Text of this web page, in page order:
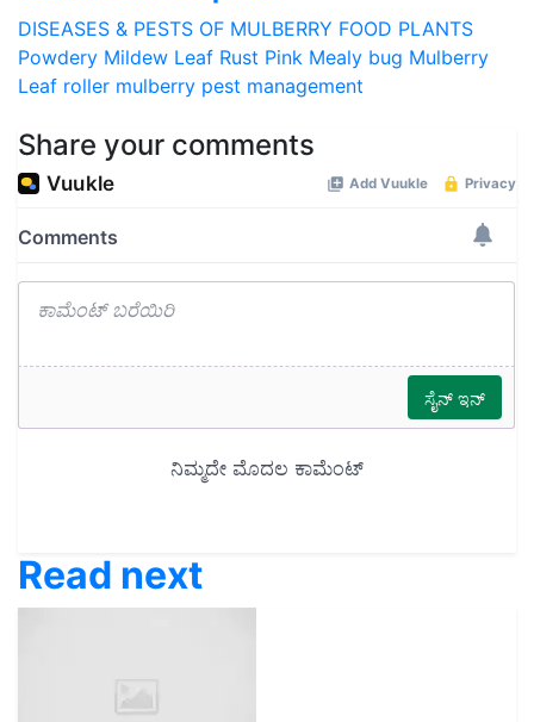
DISEASES & PESTS OF MULBERRY FOOD PLANTS
Powdery Mildew Leaf Rust Pink Mealy bug Mulberry
Leaf roller mulberry pest management
Share your comments
Read next